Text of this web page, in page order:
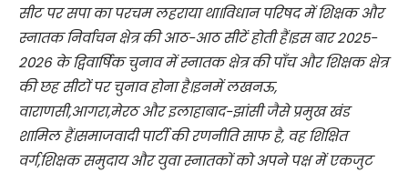
सीट पर सपा का परचम लहराया था।विधान परिषद में शिक्षक और
स्नातक निर्वाचन क्षेत्र की आठ-आठ सीटें होती हैं।इस बार 2025-
2026 के द्विवार्षिक चुनाव में स्नातक क्षेत्र की पाँच और शिक्षक क्षेत्र
की छह सीटों पर चुनाव होना है।इनमें लखनऊ,
वाराणसी,आगरा,मेरठ और इलाहाबाद-झांसी जैसे प्रमुख खंड
शामिल हैं।समाजवादी पार्टी की रणनीति साफ है, वह शिक्षित
वर्ग,शिक्षक समुदाय और युवा स्नातकों को अपने पक्ष में एकजुट